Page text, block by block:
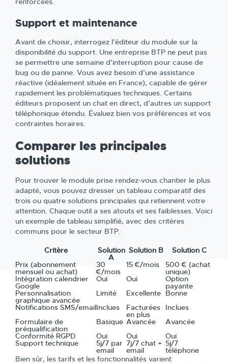
Support et maintenance
Avant de choisir, interrogez l’éditeur du module sur la
disponibilité du support. Une entreprise BTP ne peut pas
se permettre une semaine d’interruption pour cause de
bug ou de panne. Vous avez besoin d’une assistance
réactive (idéalement située en France), capable de gérer
rapidement les problématiques techniques. Certains
éditeurs proposent un chat en direct, d’autres un support
téléphonique étendu. Évaluez bien vos préférences et vos
contraintes horaires.
Comparer les principales
solutions
Pour trouver le module prise rendez-vous chantier le plus
adapté, vous pouvez dresser un tableau comparatif des
trois ou quatre solutions principales qui retiennent votre
attention. Chaque outil a ses atouts et ses faiblesses. Voici
un exemple de tableau simplifié, avec des critères
communs pour le secteur BTP.
Critère Solution
A
Solution B
Solution C
Prix (abonnement
mensuel ou achat)
30
€/mois
15 €/mois 500 € (achat
unique)
Intégration calendrier
Google
Oui Oui Option
payante
Personnalisation
graphique avancée
Limité Excellente Bonne
Notifications SMS/emailInclues Facturées
en plus
Inclues
Formulaire de
préqualification
Basique Avancée
Avancée
Conformité RGPD
Oui Oui Oui
Support technique 5j/7 par
email
7j/7 chat +
email
5j/7
téléphone
Bien sûr, les tarifs et les fonctionnalités varient